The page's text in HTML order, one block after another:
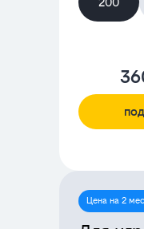
Цена на 2